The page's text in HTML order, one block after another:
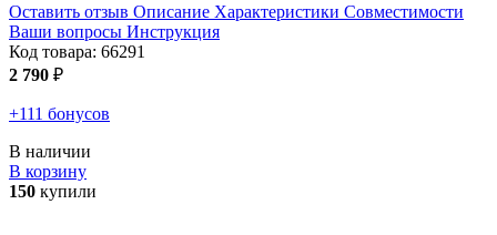
Оставить отзыв Описание Характеристики Совместимости
Ваши вопросы Инструкция
Код товара: 66291
2 790 ₽
+111 бонусов
В наличии
В корзину
150 купили